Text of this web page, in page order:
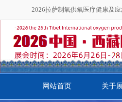
2026拉萨制氧供氧医疗健康及
网站首页 关于